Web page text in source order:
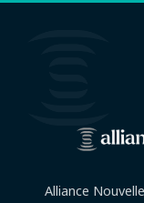
Alliance